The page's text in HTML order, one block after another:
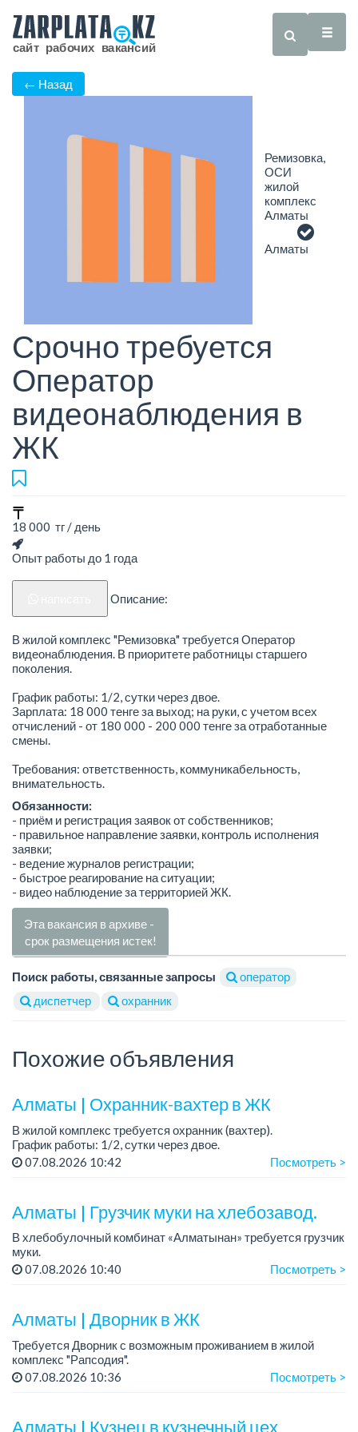
← Назад
Ремизовка,
ОСИ
жилой
комплекс
Алматы
Алматы
Срочно требуется
Оператор
видеонаблюдения в
ЖК
18 000 тг / день
Опыт работы до 1 года
Описание:
В жилой комплекс "Ремизовка" требуется Оператор
видеонаблюдения. В приоритете работницы старшего
поколения.
График работы: 1/2, сутки через двое.
Зарплата: 18 000 тенге за выход; на руки, с учетом всех
отчислений - от 180 000 - 200 000 тенге за отработанные
смены.
Требования: ответственность, коммуникабельность,
внимательность.
Обязанности:
- приём и регистрация заявок от собственников;
- правильное направление заявки, контроль исполнения
заявки;
- ведение журналов регистрации;
- быстрое реагирование на ситуации;
- видео наблюдение за территорией ЖК.
Эта вакансия в архиве -
срок размещения истек!
Поиск работы, связанные запросы
оператор
диспетчер
охранник
Похожие объявления
Алматы | Охранник-вахтер в ЖК
В жилой комплекс требуется охранник (вахтер).
График работы: 1/2, сутки через двое.
Требования: без вредных привычек. ...
07.08.2026 10:42 Посмотреть >
Алматы | Грузчик муки на хлебозавод.
В хлебобулочный комбинат «Алматынан» требуется грузчик
муки.
График работы: 5/2, с 09.00 до 18.00.
07.08.2026 10:40 Посмотреть >
Алматы | Дворник в ЖК
Требуется Дворник с возможным проживанием в жилой
комплекс "Рапсодия".
График работы: 6/1, пн-пт.: 08:00 - 16:00; сб.: 08:00 - 12:00.
07.08.2026 10:36 Посмотреть >
Алматы | Кузнец в кузнечный цех